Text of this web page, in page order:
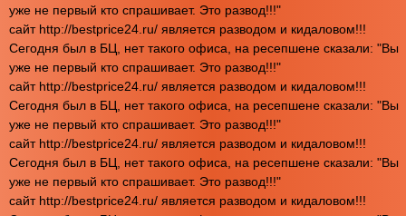
уже не первый кто спрашивает. Это развод!!!"
сайт http://bestprice24.ru/ является разводом и кидаловом!!!
Сегодня был в БЦ, нет такого офиса, на ресепшене сказали: "Вы
уже не первый кто спрашивает. Это развод!!!"
сайт http://bestprice24.ru/ является разводом и кидаловом!!!
Сегодня был в БЦ, нет такого офиса, на ресепшене сказали: "Вы
уже не первый кто спрашивает. Это развод!!!"
сайт http://bestprice24.ru/ является разводом и кидаловом!!!
Сегодня был в БЦ, нет такого офиса, на ресепшене сказали: "Вы
уже не первый кто спрашивает. Это развод!!!"
сайт http://bestprice24.ru/ является разводом и кидаловом!!!